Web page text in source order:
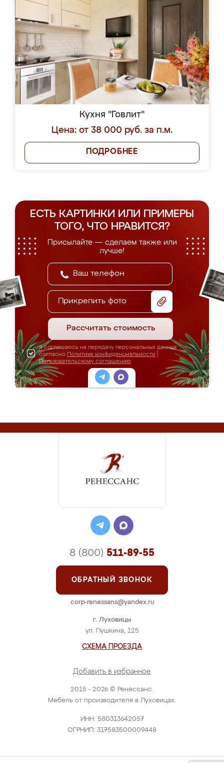
Кухня "Говлит"
Цена: от 38 000 руб. за п.м.
ПОДРОБНЕЕ
ЕСТЬ КАРТИНКИ ИЛИ ПРИМЕРЫ
ТОГО, ЧТО НРАВИТСЯ?
Присылайте — сделаем также или
лучше!
Прикрепить фото
Рассчитать стоимость
Я соглашаюсь на передачу персональных данных
согласно Политике конфиденциальности
Пользовательскому соглашению
2015 - 2026 © Ренессанс.
Мебель от производителя в Луховицах.
ИНН: 580313642057
ОГРНИП: 317583500009448
г. Луховицы
ул. Пушкина, 125
СХЕМА ПРОЕЗДА
Добавить в избранное
8 (800) 511-89-55
ОБРАТНЫЙ ЗВОНОК
corp-renessans@yandex.ru